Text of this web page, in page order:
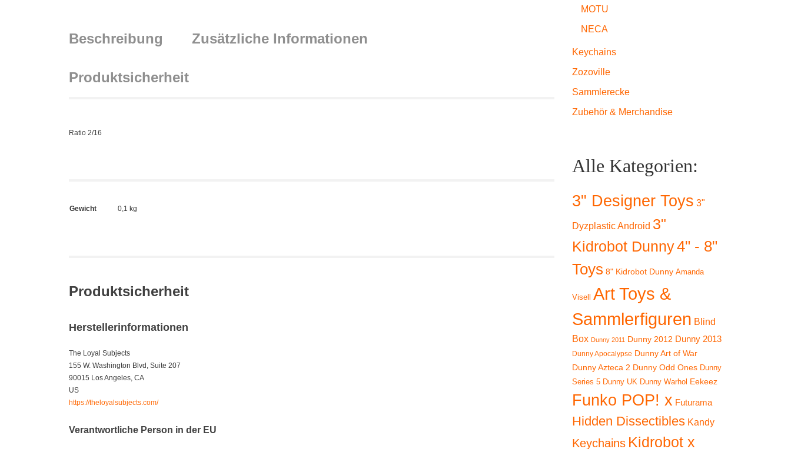
Beschreibung Zusätzliche Informationen
Produktsicherheit
Ratio 2/16
Gewicht 0,1 kg
Produktsicherheit
Herstellerinformationen
The Loyal Subjects
155 W. Washington Blvd, Suite 207
90015 Los Angeles, CA
US
https://theloyalsubjects.com/
Verantwortliche Person in der EU
MOTU
NECA
Keychains
Zozoville
Sammlerecke
Zubehör & Merchandise
Alle Kategorien:
3" Designer Toys 3"
Dyzplastic Android 3"
Kidrobot Dunny4" - 8"
Toys 8" Kidrobot Dunny Amanda
Visell
Art Toys &
Sammlerfiguren Blind
Box Dunny 2011 Dunny 2012 Dunny 2013
Dunny Apocalypse Dunny Art of War
Dunny Azteca 2 Dunny Odd Ones Dunny
Series 5 Dunny UK Dunny Warhol Eekeez
Funko POP! x Futurama
Hidden Dissectibles Kandy
Keychains Kidrobot x